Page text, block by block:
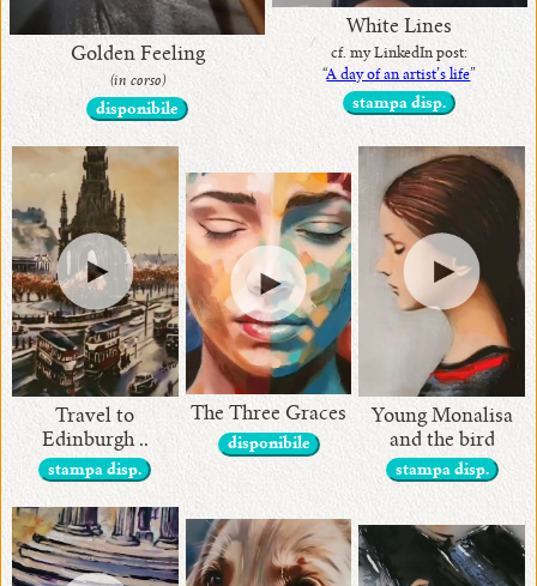
Premi
e
Riconoscimenti
•
Mostre
ed
Eventi
•
Golden Feeling
(in corso)
disponibile
White Lines
cf. my LinkedIn post:
“A day of an artist’s life”
stampa disp.
Travel to
Edinburgh ..
stampa disp.
The Three Graces
disponibile
Young Monalisa
and the bird
stampa disp.